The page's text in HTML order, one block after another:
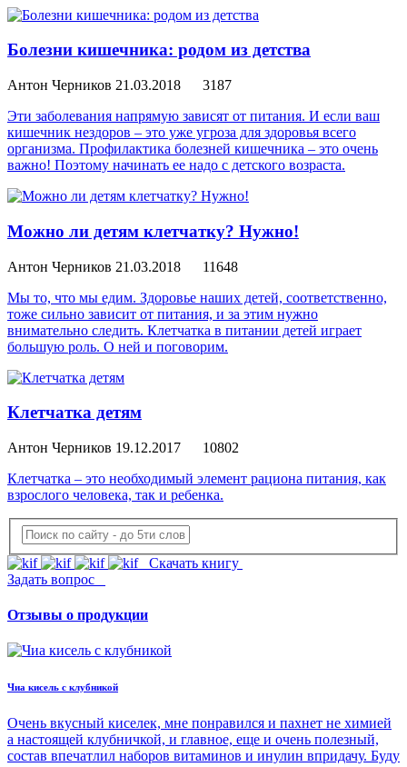
Болезни кишечника: родом из детства
Антон Черников 21.03.2018
3187
Эти заболевания напрямую зависят от питания. И если ваш
кишечник нездоров – это уже угроза для здоровья всего
организма. Профилактика болезней кишечника – это очень
важно! Поэтому начинать ее надо с детского возраста.
Можно ли детям клетчатку? Нужно!
Антон Черников 21.03.2018
11648
Мы то, что мы едим. Здоровье наших детей, соответственно,
тоже сильно зависит от питания, и за этим нужно
внимательно следить. Клетчатка в питании детей играет
большую роль. О ней и поговорим.
Клетчатка детям
Антон Черников 19.12.2017
10802
Клетчатка – это необходимый элемент рациона питания, как
взрослого человека, так и ребенка.
Скачать книгу
Задать вопрос
Отзывы о продукции
Чиа кисель с клубникой
Очень вкусный киселек, мне понравился и пахнет не химией
а настоящей клубничкой, и главное, еще и очень полезный,
состав впечатлил наборов витаминов и инулин впридачу. Буду